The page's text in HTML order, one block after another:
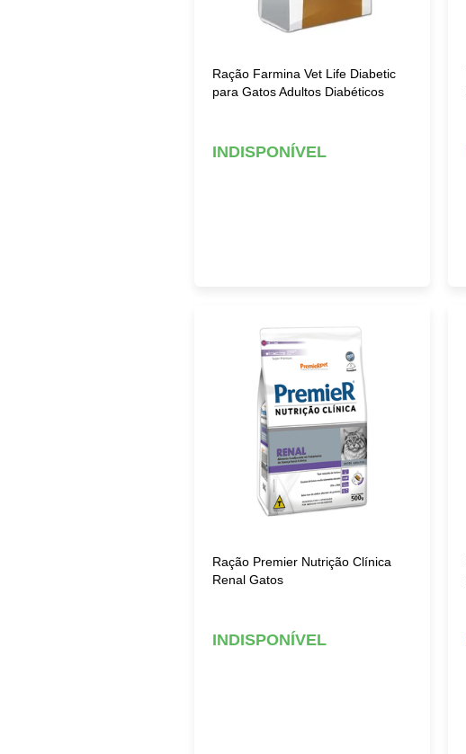
Ração Farmina Vet Life Diabetic
para Gatos Adultos Diabéticos
INDISPONÍVEL
Ração Premier Nutrição Clínica
Renal Gatos
INDISPONÍVEL